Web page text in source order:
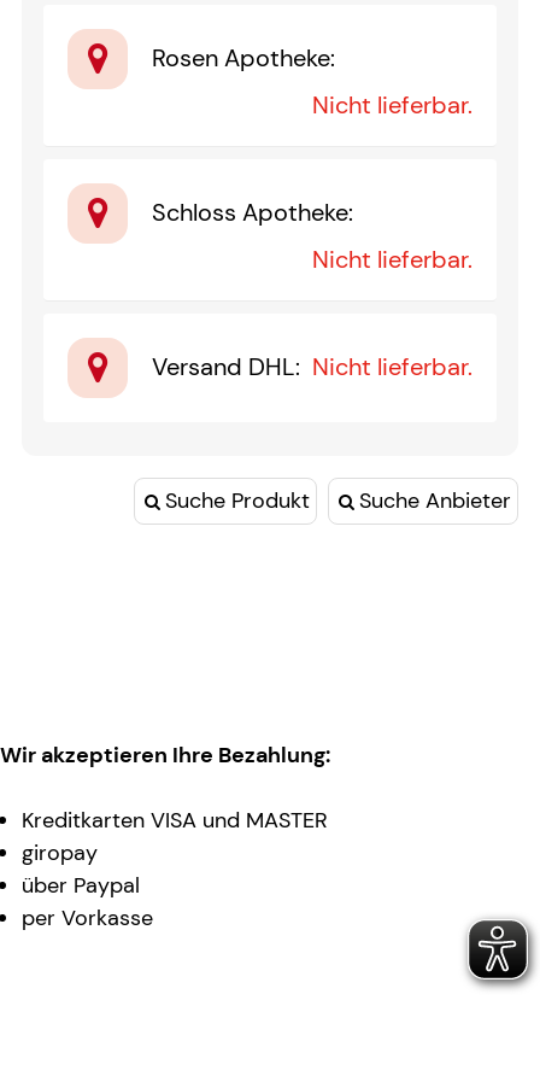
Rosen Apotheke:
Nicht lieferbar.
Schloss Apotheke:
Nicht lieferbar.
Versand DHL: Nicht lieferbar.
Suche Produkt Suche Anbieter
Wir akzeptieren Ihre Bezahlung:
Kreditkarten VISA und MASTER
giropay
über Paypal
per Vorkasse